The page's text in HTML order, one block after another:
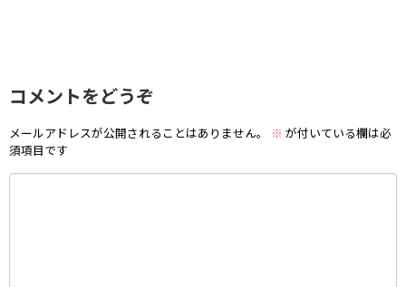
コメントをどうぞ
メールアドレスが公開されることはありません。 ※ が付いている欄は必
須項目です